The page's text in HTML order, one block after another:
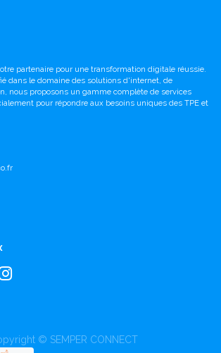
partenaire pour une transformation digitale réussie.
dans le domaine des solutions d'internet, de
nous proposons un gamme complète de services
pour répondre aux besoins uniques des TPE et
© SEMPER CONNECT